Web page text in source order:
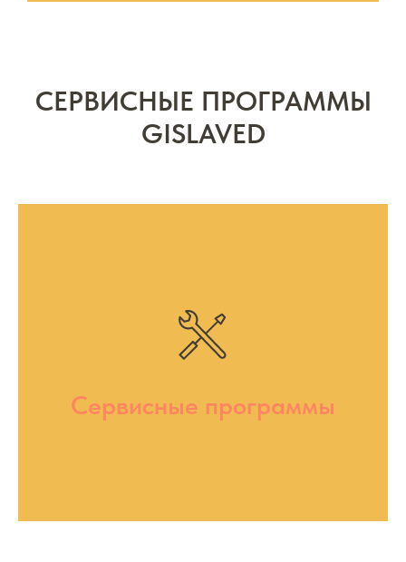
СЕРВИСНЫЕ ПРОГРАММЫ
GISLAVED
Сервисные программы